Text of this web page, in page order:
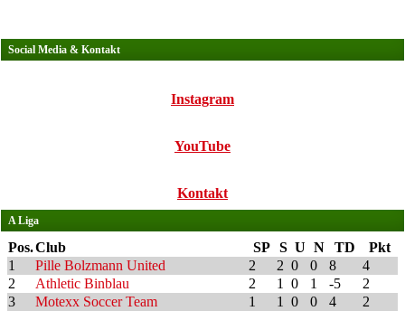
Social Media & Kontakt
Instagram
YouTube
Kontakt
A Liga
Pos.Club SP S U N TD
Pkt
1
Pille Bolzmann United 2 2 0 0 8
4
2
Athletic Binblau 2 1 0 1 -5
2
3
Motexx Soccer Team 1 1 0 0 4
2